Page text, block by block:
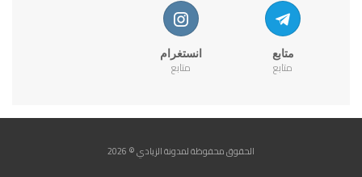
متابع
متابع
انستغرام
متابع
الحقوق محفوظة لمدونة الزيادي © 2026